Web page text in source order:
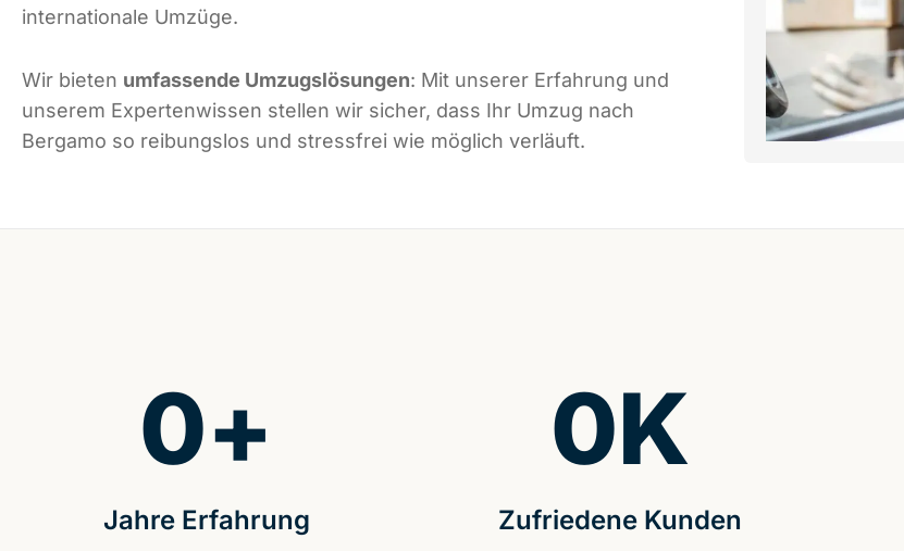
internationale Umzüge.
Wir bieten umfassende Umzugslösungen: Mit unserer Erfahrung und
unserem Expertenwissen stellen wir sicher, dass Ihr Umzug nach
Bergamo so reibungslos und stressfrei wie möglich verläuft.
Jahre Erfahrung
0+
Zufriedene Kunden
0K